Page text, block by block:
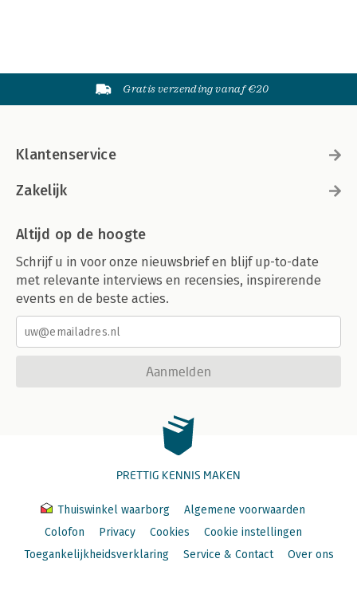
Gratis verzending vanaf €20
Klantenservice
Zakelijk
Altijd op de hoogte
Schrijf u in voor onze nieuwsbrief en blijf up-to-date
met relevante interviews en recensies, inspirerende
events en de beste acties.
Aanmelden
PRETTIG KENNIS MAKEN
Thuiswinkel waarborg
Algemene voorwaarden
Colofon
Privacy Cookies
Cookie instellingen
Toegankelijkheidsverklaring
Service & Contact Over ons